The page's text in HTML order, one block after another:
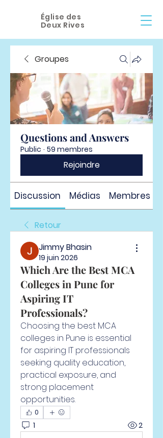
Église des
Deux Rives
Groupes
Questions and Answers
Public · 59 membres
Rejoindre
Discussion Médias Membres
Retour
Jimmy Bhasin
19 juin 2026
Which Are the Best MCA
Colleges in Pune for
Aspiring IT
Professionals?
Choosing the best MCA
colleges in Pune is essential
for aspiring IT professionals
seeking quality education,
practical exposure, and
strong placement
opportunities.
0
1 2